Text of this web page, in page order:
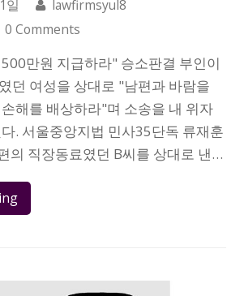
일
lawfirmsyul8
0 Comments
만원 지급하라" 승소판결 부인이
던 여성을 상대로 "남편과 바람을
해를 배상하라"며 소송을 내 위자
. 서울중앙지법 민사35단독 류재훈
의 직장동료였던 B씨를 상대로 낸…